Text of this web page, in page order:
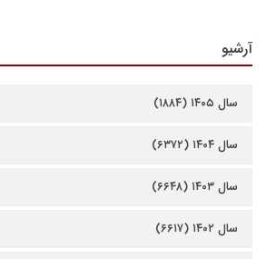
آرشیو
سال ۱۴۰۵ (۱۸۸۴)
سال ۱۴۰۴ (۶۳۷۲)
سال ۱۴۰۳ (۶۶۴۸)
سال ۱۴۰۲ (۶۶۱۷)